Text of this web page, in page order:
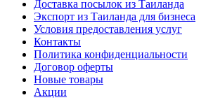
Доставка посылок из Таиланда
Экспорт из Таиланда для бизнеса
Условия предоставления услуг
Контакты
Политика конфиденциальности
Договор оферты
Новые товары
Акции